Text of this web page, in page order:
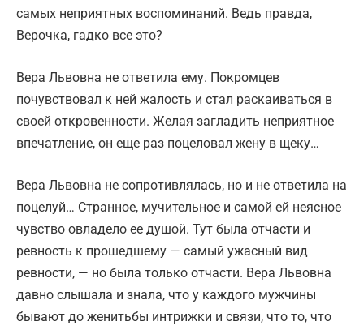
самых неприятных воспоминаний. Ведь правда,
Верочка, гадко все это?
Вера Львовна не ответила ему. Покромцев
почувствовал к ней жалость и стал раскаиваться в
своей откровенности. Желая загладить неприятное
впечатление, он еще раз поцеловал жену в щеку…
Вера Львовна не сопротивлялась, но и не ответила на
поцелуй… Странное, мучительное и самой ей неясное
чувство овладело ее душой. Тут была отчасти и
ревность к прошедшему — самый ужасный вид
ревности, — но была только отчасти. Вера Львовна
давно слышала и знала, что у каждого мужчины
бывают до женитьбы интрижки и связи, что то, что